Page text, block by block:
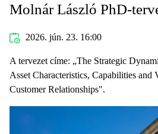
Molnár László PhD-
2026. jún. 23. 16:00
A tervezet címe: „The Strategic
Asset Characteristics, Capabilities and
Customer Relationships".